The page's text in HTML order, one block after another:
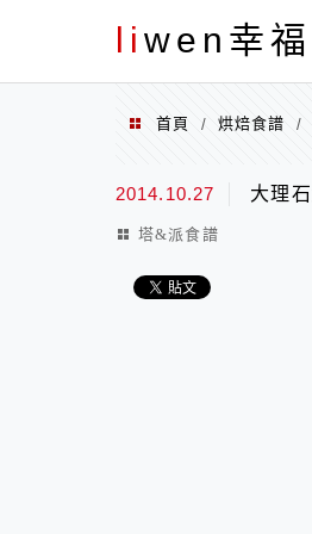
li wen幸
menu
首頁 / 烘焙食譜 /
2014.10.27 大理
塔&派食譜